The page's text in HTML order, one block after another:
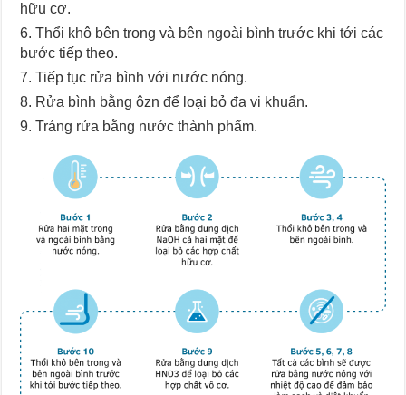
hữu cơ.
Thổi khô bên trong và bên ngoài bình trước khi tới các
bước tiếp theo.
Tiếp tục rửa bình với nước nóng.
Rửa bình bằng ôzn để loại bỏ đa vi khuẩn.
Tráng rửa bằng nước thành phẩm.